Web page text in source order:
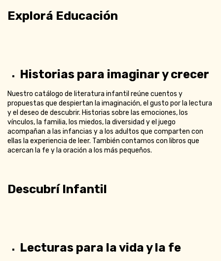
Explorá Educación
Historias para imaginar y crecer
Nuestro catálogo de literatura infantil reúne cuentos y
propuestas que despiertan la imaginación, el gusto por la lectura
y el deseo de descubrir. Historias sobre las emociones, los
vínculos, la familia, los miedos, la diversidad y el juego
acompañan a las infancias y a los adultos que comparten con
ellas la experiencia de leer. También contamos con libros que
acercan la fe y la oración a los más pequeños.
Descubrí Infantil
Lecturas para la vida y la fe